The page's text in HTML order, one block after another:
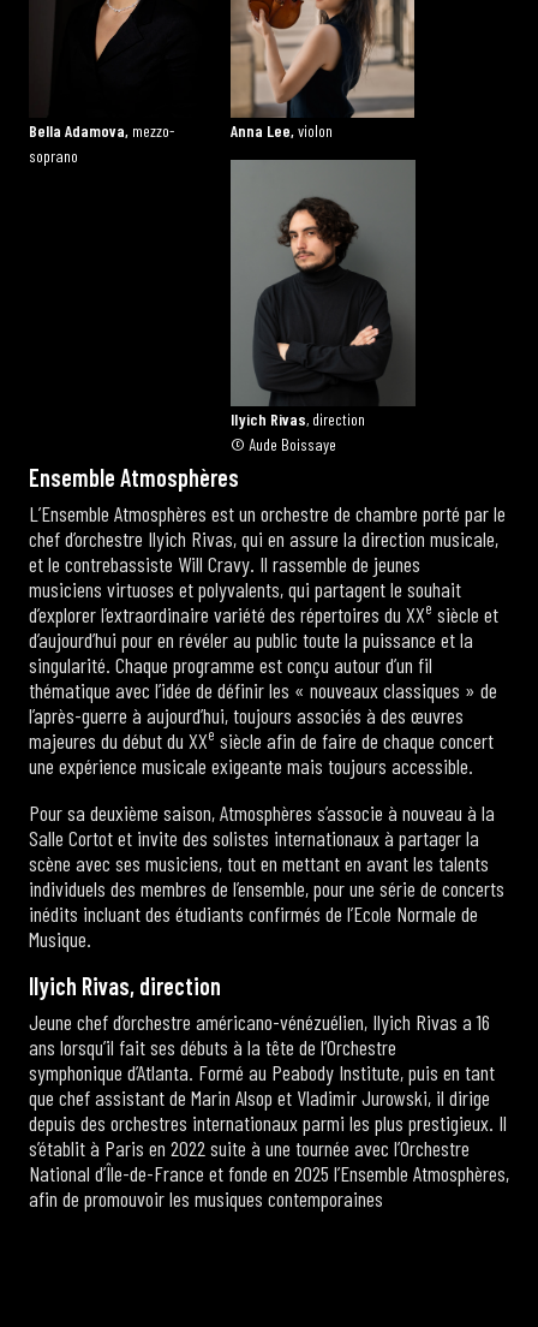
Bella Adamova, mezzo-
soprano
Anna Lee,violon
Ilyich Rivas, direction
© Aude Boissaye
Ensemble Atmosphères
L’Ensemble Atmosphères est un orchestre de chambre porté par le
chef d’orchestre Ilyich Rivas, qui en assure la direction musicale,
et le contrebassiste Will Cravy. Il rassemble de jeunes
musiciens virtuoses et polyvalents, qui partagent le souhait
d’explorer l’extraordinaire variété des répertoires du XXe siècle et
d’aujourd’hui pour en révéler au public toute la puissance et la
singularité. Chaque programme est conçu autour d’un fil
thématique avec l’idée de définir les « nouveaux classiques » de
l’après-guerre à aujourd’hui, toujours associés à des œuvres
majeures du début du XXe siècle afin de faire de chaque concert
une expérience musicale exigeante mais toujours accessible.
Pour sa deuxième saison, Atmosphères s’associe à nouveau à la
Salle Cortot et invite des solistes internationaux à partager la
scène avec ses musiciens, tout en mettant en avant les talents
individuels des membres de l’ensemble, pour une série de concerts
inédits incluant des étudiants confirmés de l’Ecole Normale de
Musique.
Ilyich Rivas, direction
Jeune chef d’orchestre américano-vénézuélien, Ilyich Rivas a 16
ans lorsqu’il fait ses débuts à la tête de l’Orchestre
symphonique d’Atlanta. Formé au Peabody Institute, puis en tant
que chef assistant de Marin Alsop et Vladimir Jurowski, il dirige
depuis des orchestres internationaux parmi les plus prestigieux. Il
s’établit à Paris en 2022 suite à une tournée avec l’Orchestre
National d’Île-de-France et fonde en 2025 l’Ensemble Atmosphères,
afin de promouvoir les musiques contemporaines